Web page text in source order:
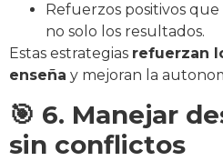
Refuerzos positivos
no solo los resultados.
Estas estrategias refuerzan
enseña y mejoran la
🎯 6. Manejar
sin conflictos